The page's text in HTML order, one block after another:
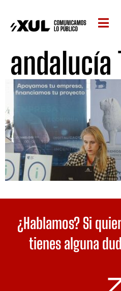
andalucía
¿Hablamos? Si
tienes alguna